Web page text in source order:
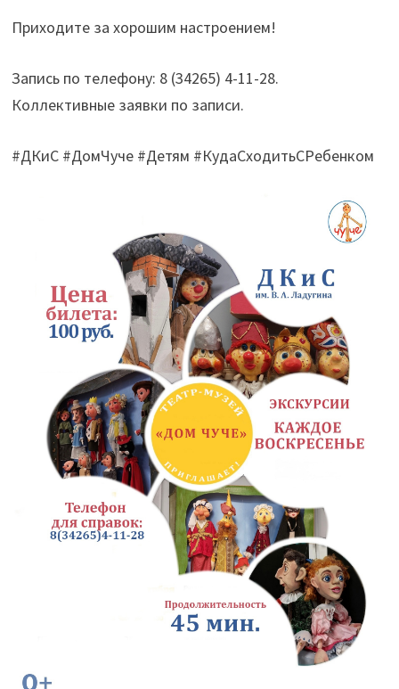
Приходите за хорошим настроением!
Запись по телефону: 8 (34265) 4-11-28.
️Коллективные заявки по записи.
#ДКиС #ДомЧуче #Детям #КудаСходитьСРебенком